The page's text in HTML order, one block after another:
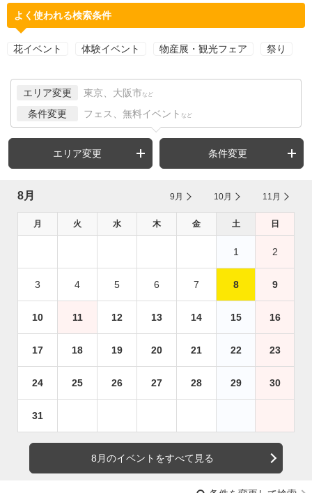
よく使われる検索条件
花イベント 体験イベント 物産展・観光フェア 祭り
エリア変更 東京、大阪市 など
条件変更 フェス、無料イベント など
エリア変更 条件変更
8月 9月 10月 11月
月 火 水 木 金 土 日
1 2
3 4 5 6 7 8 9
10 11 12 13 14 15 16
17 18 19 20 21 22 23
24 25 26 27 28 29 30
31
8月のイベントをすべて見る